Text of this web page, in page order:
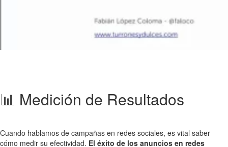
📊 Medición de Resultados
Cuando hablamos de campañas en redes sociales, es vital saber
cómo medir su efectividad. El éxito de los anuncios en redes